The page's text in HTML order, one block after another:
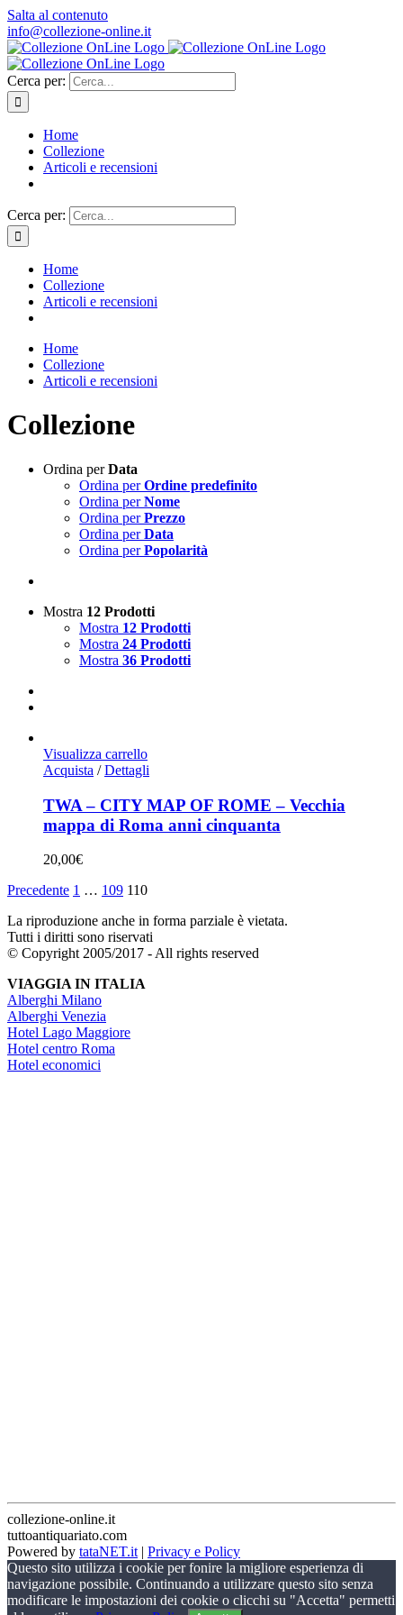
Salta al contenuto
info@collezione-online.it
Cerca per:
Home
Collezione
Articoli e recensioni
Cerca per:
Home
Collezione
Articoli e recensioni
Home
Collezione
Articoli e recensioni
Collezione
Ordina perData
Ordina perOrdine predefinito
Ordina perNome
Ordina perPrezzo
Ordina perData
Ordina perPopolarità
Mostra 12 Prodotti
Mostra 12 Prodotti
Mostra 24 Prodotti
Mostra 36 Prodotti
Visualizza carrello
Acquista / Dettagli
TWA – CITY MAP OF ROME – Vecchia
mappa di Roma anni cinquanta
20,00€
Precedente 1 … 109 110
La riproduzione anche in forma parziale è vietata.
Tutti i diritti sono riservati
© Copyright 2005/2017 - All rights reserved
VIAGGIA IN ITALIA
Alberghi Milano
Alberghi Venezia
Hotel Lago Maggiore
Hotel centro Roma
Hotel economici
collezione-online.it
tuttoantiquariato.com
Powered by tataNET.it | Privacy e Policy
Questo sito utilizza i cookie per fonire la migliore esperienza di
navigazione possibile. Continuando a utilizzare questo sito senza
modificare le impostazioni dei cookie o clicchi su "Accetta" permetti